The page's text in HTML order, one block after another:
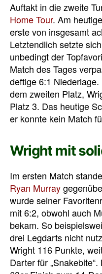
Auftakt in die zweite
Home Tour. Am
erste von insgesamt
Letztendlich setzte
unbedingt der
Match des Tages
deftige 6:1
dem zweiten Platz,
Platz 3. Das heutige
er konnte kein Match
Wright mit
Im ersten Match
Ryan Murray
wurde seiner
mit 6:2, obwohl auch
bekam. So
drei Legdarts nicht
Wright 116 Punkte,
Darter für